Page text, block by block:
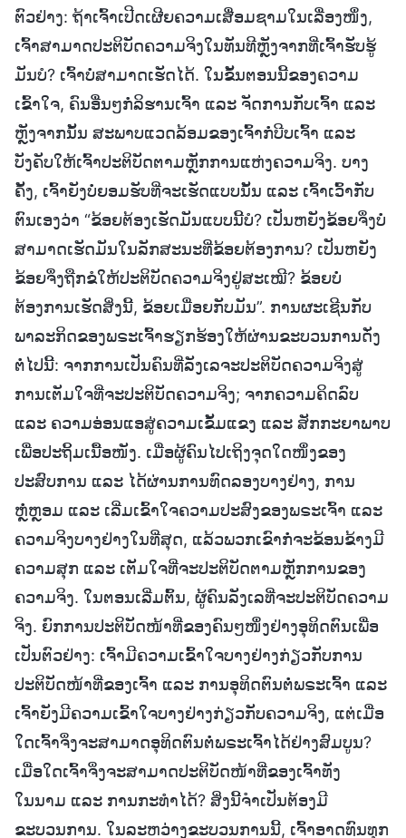
ຕົວຢ່າງ: ຖ້າເຈົ້າເປີດເຜີຍຄວາມເສື່ອມຊາມໃນເລື່ອງໜຶ່ງ,
ເຈົ້າສາມາດປະຕິບັດຄວາມຈິງໃນທັນທີຫຼັງຈາກທີ່ເຈົ້າຮັບຮູ້
ມັນບໍ? ເຈົ້າບໍ່ສາມາດເຮັດໄດ້. ໃນຂັ້ນຕອນນີ້ຂອງຄວາມ
ເຂົ້າໃຈ, ຄົນອື່ນໆກໍ່ລິຮານເຈົ້າ ແລະ ຈັດການກັບເຈົ້າ ແລະ
ຫຼັງຈາກນັ້ນ ສະພາບແວດລ້ອມຂອງເຈົ້າກໍ່ບີບເຈົ້າ ແລະ
ບັງຄັບໃຫ້ເຈົ້າປະຕິບັດຕາມຫຼັກການແຫ່ງຄວາມຈິງ. ບາງ
ຄັ້ງ, ເຈົ້າຍັງບໍ່ຍອມຮັບທີ່ຈະເຮັດແບບນັ້ນ ແລະ ເຈົ້າເວົ້າກັບ
ຕົນເອງວ່າ “ຂ້ອຍຕ້ອງເຮັດມັນແບບນີ້ບໍ? ເປັນຫຍັງຂ້ອຍຈຶ່ງບໍ່
ສາມາດເຮັດມັນໃນລັກສະນະທີ່ຂ້ອຍຕ້ອງການ? ເປັນຫຍັງ
ຂ້ອຍຈຶ່ງຖືກຂໍໃຫ້ປະຕິບັດຄວາມຈິງຢູ່ສະເໝີ? ຂ້ອຍບໍ່
ຕ້ອງການເຮັດສິ່ງນີ້, ຂ້ອຍເມື່ອຍກັບມັນ”. ການຜະເຊີນກັບ
ພາລະກິດຂອງພຣະເຈົ້າຮຽກຮ້ອງໃຫ້ຜ່ານຂະບວນການດັ່ງ
ຕໍ່ໄປນີ້: ຈາກການເປັນຄົນທີ່ລັງເລຈະປະຕິບັດຄວາມຈິງສູ່
ການເຕັມໃຈທີ່ຈະປະຕິບັດຄວາມຈິງ; ຈາກຄວາມຄິດລົບ
ແລະ ຄວາມອ່ອນແອສູ່ຄວາມເຂັ້ມແຂງ ແລະ ສັກກະຍາພາບ
ເພື່ອປະຖິ້ມເນື້ອໜັງ. ເມື່ອຜູ້ຄົນໄປເຖິງຈຸດໃດໜຶ່ງຂອງ
ປະສົບການ ແລະ ໄດ້ຜ່ານການທົດລອງບາງຢ່າງ, ການ
ຫຼໍ່ຫຼອມ ແລະ ເລີ່ມເຂົ້າໃຈຄວາມປະສົງຂອງພຣະເຈົ້າ ແລະ
ຄວາມຈິງບາງຢ່າງໃນທີ່ສຸດ, ແລ້ວພວກເຂົາກໍ່ຈະຂ້ອນຂ້າງມີ
ຄວາມສຸກ ແລະ ເຕັມໃຈທີ່ຈະປະຕິບັດຕາມຫຼັກການຂອງ
ຄວາມຈິງ. ໃນຕອນເລີ່ມຕົ້ນ, ຜູ້ຄົນລັງເລທີ່ຈະປະຕິບັດຄວາມ
ຈິງ. ຍົກການປະຕິບັດໜ້າທີ່ຂອງຄົນໆໜຶ່ງຢ່າງອຸທິດຕົນເພື່ອ
ເປັນຕົວຢ່າງ: ເຈົ້າມີຄວາມເຂົ້າໃຈບາງຢ່າງກ່ຽວກັບການ
ປະຕິບັດໜ້າທີ່ຂອງເຈົ້າ ແລະ ການອຸທິດຕົນຕໍ່ພຣະເຈົ້າ ແລະ
ເຈົ້າຍັງມີຄວາມເຂົ້າໃຈບາງຢ່າງກ່ຽວກັບຄວາມຈິງ, ແຕ່ເມື່ອ
ໃດເຈົ້າຈິ່ງຈະສາມາດອຸທິດຕົນຕໍ່ພຣະເຈົ້າໄດ້ຢ່າງສົມບູນ?
ເມື່ອໃດເຈົ້າຈິ່ງຈະສາມາດປະຕິບັດໜ້າທີ່ຂອງເຈົ້າທັງ
ໃນນາມ ແລະ ການກະທຳໄດ້? ສິ່ງນີ້ຈຳເປັນຕ້ອງມີ
ຂະບວນການ. ໃນລະຫວ່າງຂະບວນການນີ້, ເຈົ້າອາດທົນທຸກ